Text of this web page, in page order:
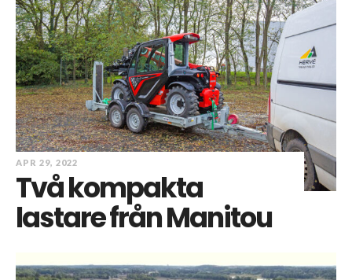
APR 29, 2022
Två kompakta
lastare från Manitou